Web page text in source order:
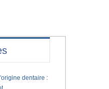
dentaire :